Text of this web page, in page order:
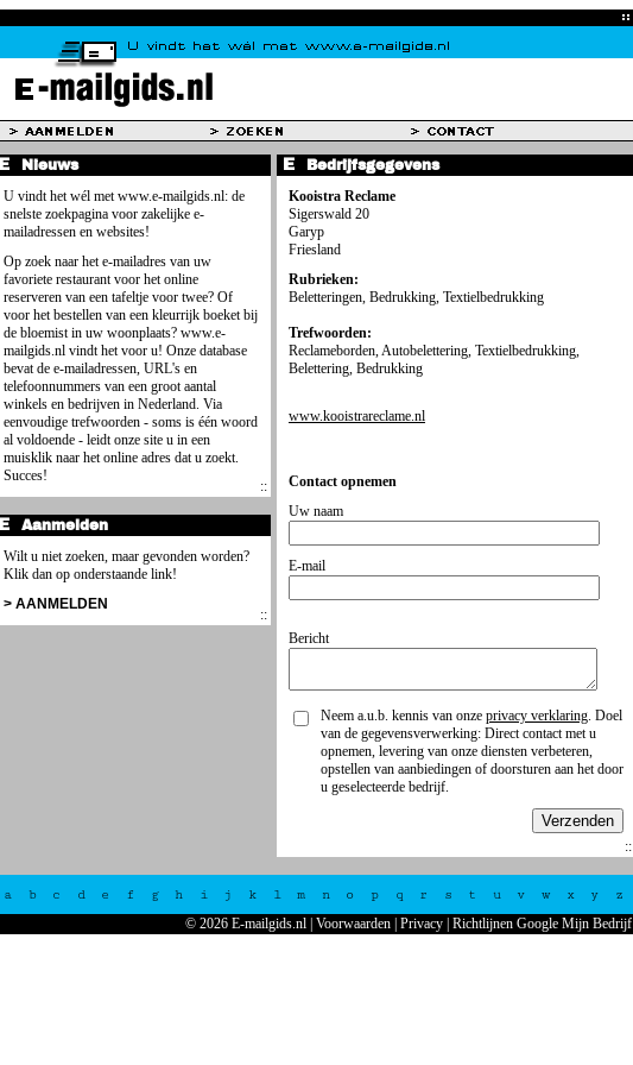
Nieuws
U vindt het wél met www.e-mailgids.nl: de
snelste zoekpagina voor zakelijke e-
mailadressen en websites!
Op zoek naar het e-mailadres van uw
favoriete restaurant voor het online
reserveren van een tafeltje voor twee? Of
voor het bestellen van een kleurrijk boeket bij
de bloemist in uw woonplaats? www.e-
mailgids.nl vindt het voor u! Onze database
bevat de e-mailadressen, URL's en
telefoonnummers van een groot aantal
winkels en bedrijven in Nederland. Via
eenvoudige trefwoorden - soms is één woord
al voldoende - leidt onze site u in een
muisklik naar het online adres dat u zoekt.
Succes!
Aanmelden
Wilt u niet zoeken, maar gevonden worden?
Klik dan op onderstaande link!
> AANMELDEN
Bedrijfsgegevens
Kooistra Reclame
Sigerswald 20
Garyp
Friesland
Rubrieken:
Beletteringen, Bedrukking, Textielbedrukking
Trefwoorden:
Reclameborden, Autobelettering, Textielbedrukking,
Belettering, Bedrukking
www.kooistrareclame.nl
Contact opnemen
Uw naam
E-mail
Bericht
Neem a.u.b. kennis van onze privacy verklaring. Doel
van de gegevensverwerking: Direct contact met u
opnemen, levering van onze diensten verbeteren,
opstellen van aanbiedingen of doorsturen aan het door
u geselecteerde bedrijf.
Verzenden
a b c d e f g h i j k l m n o p q r s t u v w x y z
© 2026 E-mailgids.nl Voorwaarden Privacy Richtlijnen Google Mijn Bedrijf